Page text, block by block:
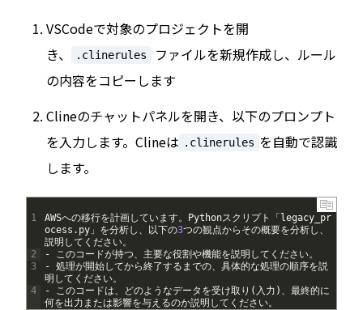
VSCodeで対象のプロジェクトを開
き、
.clinerules
ファイルを新規作成し、ルール
の内容をコピーします
Clineのチャットパネルを開き、以下のプロンプト
を入力します。Clineは .clinerules を自動で認識
します。
1
2
3
4
AWSへの移行を計画しています。 Pythonスクリプト「 legacy_pr
ocess . py 」を分析し、以下の3つの観点からその概要を分析し、
説明してください。
-
このコードが持つ、主要な役割や機能を説明してください。
- 処理が開始してから終了するまでの、具体的な処理の順序を説
明してください。
-
このコードは、どのようなデータを受け取り ( 入力 ) 、最終的に
何を出力または影響を与えるのか説明してください。